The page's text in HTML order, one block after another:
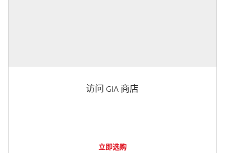
访问 GIA 商店
立即选购